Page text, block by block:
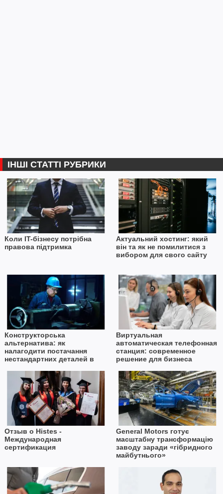
ІНШІ СТАТТІ РУБРИКИ
Коли IT-бізнесу потрібна
правова підтримка
Актуальний хостинг: який
він та як не помилитися з
вибором для свого сайту
Конструкторська
альтернатива: як
налагодити постачання
нестандартних деталей в
Виртуальная
автоматическая телефонная
станция: современное
решение для бизнеса
Отзыв о Histes -
Международная
сертификация
General Motors готує
масштабну трансформацію
заводу заради «гібридного
майбутнього»